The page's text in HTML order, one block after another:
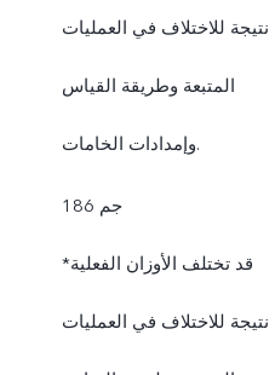
نتيجة للاختلاف في العمليات
المتبعة وطريقة القياس
وإمدادات الخامات.
186 جم
*قد تختلف الأوزان الفعلية
نتيجة للاختلاف في العمليات